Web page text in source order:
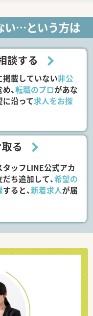
い…という方は
談する
掲載していない非公
、転職のプロがあな
に沿って求人をお探
る
タッフLINE公式アカ
ち追加して、希望の
すると、新着求人が届